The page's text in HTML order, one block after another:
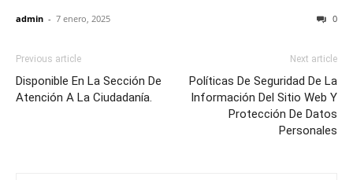
admin - 7 enero, 2025 0
Previous article
Disponible En La Sección De
Atención A La Ciudadanía.
Next article
Políticas De Seguridad De La
Información Del Sitio Web Y
Protección De Datos
Personales